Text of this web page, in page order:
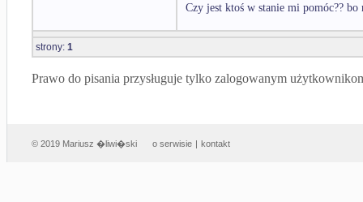
Czy jest ktoś w stanie mi pomóc??
strony: 1
Prawo do pisania przysługuje tylko zalogowanym
© 2019 Mariusz �liwi�ski o serwisie | kontakt